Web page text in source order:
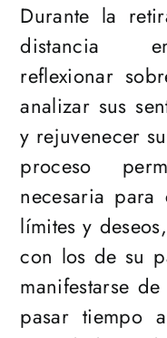
Durante la
distancia
reflexionar
analizar sus
y rejuvenecer
proceso
necesaria
límites y
con los de su
manifestarse
pasar tiempo